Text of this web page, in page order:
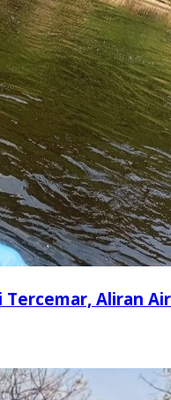
Tercemar, Aliran Air